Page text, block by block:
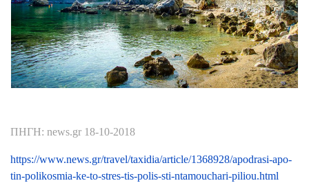
ΠΗΓΗ: news.gr 18-10-2018
https://www.news.gr/travel/taxidia/article/1368928/apodrasi-apo-
tin-polikosmia-ke-to-stres-tis-polis-sti-ntamouchari-piliou.html